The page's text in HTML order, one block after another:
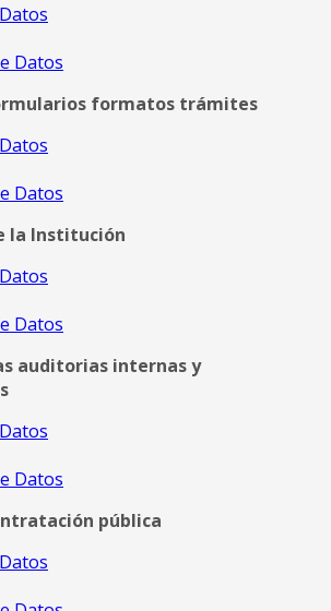
Datos
formatos trámites
Datos
la Institución
Datos
auditorias internas y
Datos
pública